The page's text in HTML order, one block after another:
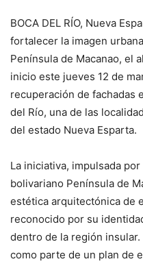
BOCA DEL RÍO, Nueva
fortalecer la imagen
Península de Macanao, el
inicio este jueves 12 de
recuperación de fachadas
del Río, una de las
del estado Nueva Esparta.
La iniciativa, impulsada
bolivariano Península de
estética arquitectónica de
reconocido por su
dentro de la región
como parte de un plan de